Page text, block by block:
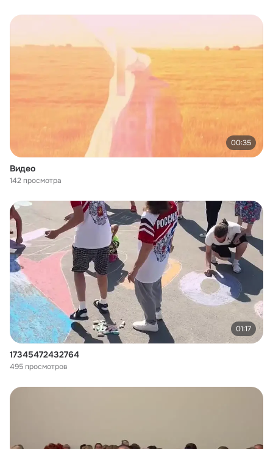
00:35
Видео
142 просмотра
01:17
17345472432764
495 просмотров